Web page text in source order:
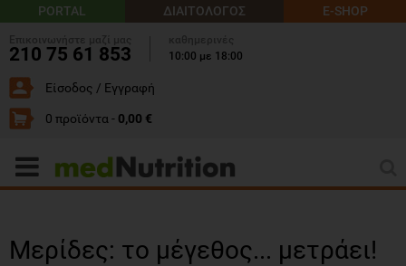
PORTAL ΔΙΑΙΤΟΛΟΓΟΣ E-SHOP
210 75 61 853
10:00 με 18:00
Είσοδος / Εγγραφή
0 προϊόντα - 0,00 €
Μερίδες: το μέγεθος... μετράει!